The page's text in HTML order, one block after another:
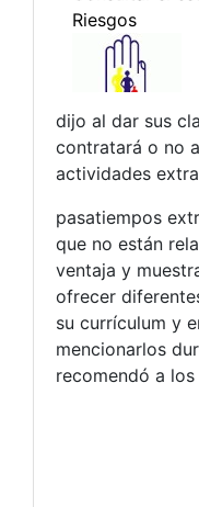
dijo al dar sus
contratará o no
actividades
pasatiempos
que no están
ventaja y
ofrecer
su currículum y
mencionarlos
recomendó a los